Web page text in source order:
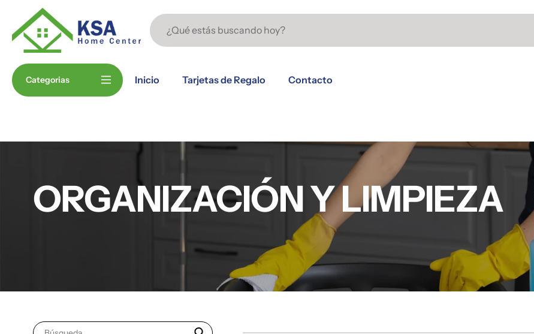
contenido
Categorias Inicio Tarjetas de Regalo Contacto
ORGANIZACIÓN Y LIMPIEZA